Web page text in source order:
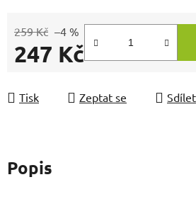
259 Kč –4 %
247 Kč
Tisk Zeptat se Sdílet
Popis